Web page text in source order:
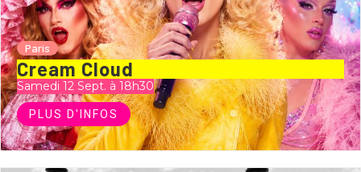
Paris
Cream Cloud
Samedi 12 Sept. à 18h30
PLUS D'INFOS